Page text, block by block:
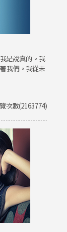
是說真的。我
我們。我從未
次數(2163774)